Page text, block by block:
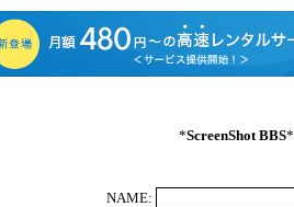
*ScreenShot BBS*
NAME: